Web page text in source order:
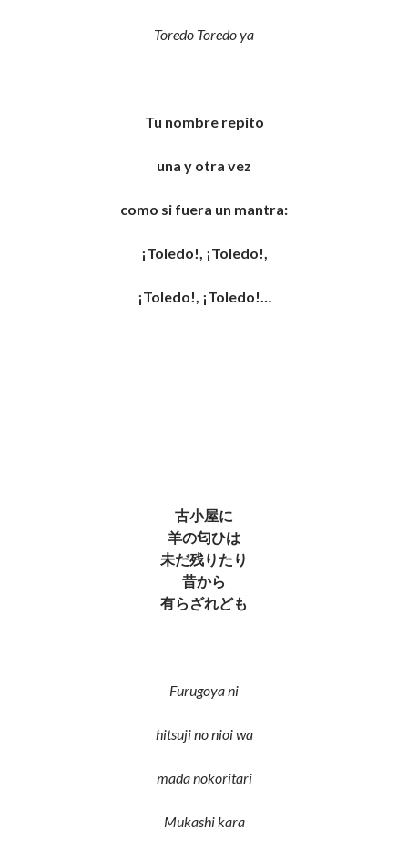
Toredo Toredo ya
Tu nombre repito
una y otra vez
como si fuera un mantra:
¡Toledo!, ¡Toledo!,
¡Toledo!, ¡Toledo!…
古小屋に
羊の匂ひは
未だ残りたり
昔から
有らざれども
Furugoya ni
hitsuji no nioi wa
mada nokoritari
Mukashi kara